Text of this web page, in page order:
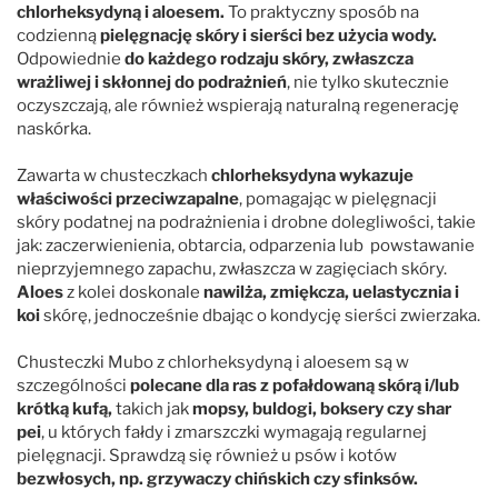
iGroom
Jean Peau
K9 Competition
Mubo
Nature's Specialties
Pet Silk
Professional Pet Products
chlorheksydyną i aloesem.To praktyczny sposób na
codziennąpielęgnację skóry i sierści bez użycia wody.
Odpowiednie do każdego rodzaju skóry, zwłaszcza
wrażliwej i skłonnej do podrażnień, nie tylko skutecznie
oczyszczają, ale również wspierają naturalną regenerację
naskórka.
Zawarta w chusteczkach chlorheksydyna wykazuje
właściwości przeciwzapalne, pomagając w pielęgnacji
skóry podatnej na podrażnienia i drobne dolegliwości, takie
jak: zaczerwienienia, obtarcia, odparzenia lub powstawanie
nieprzyjemnego zapachu, zwłaszcza w zagięciach skóry.
Aloesz kolei doskonale nawilża, zmiękcza, uelastycznia i
koiskórę, jednocześnie dbając o kondycję sierści zwierzaka.
Chusteczki Mubo z chlorheksydyną i aloesem są w
szczególności polecane dla ras z pofałdowaną skórą i/lub
krótką kufą,takich jakmopsy, buldogi, boksery czy shar
pei, u których fałdy i zmarszczki wymagają regularnej
pielęgnacji. Sprawdzą się również u psów i kotów
bezwłosych, np. grzywaczy chińskich czy sfinksów.